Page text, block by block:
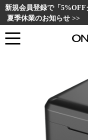
新規会員登録で「5%OFF
夏季休業のお知らせ >>